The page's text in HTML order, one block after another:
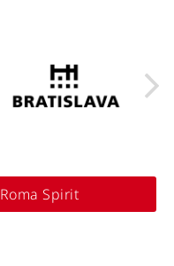
Spirit